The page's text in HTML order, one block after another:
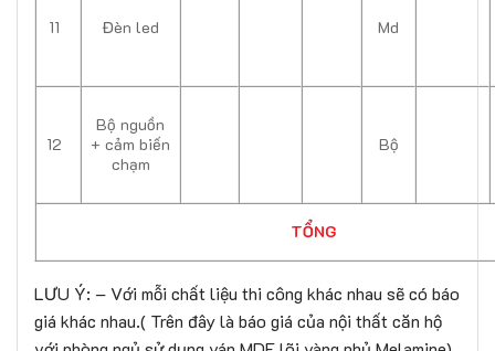
11 Đèn led Md
12
Bộ nguồn
+ cảm biến
chạm
Bộ
TỔNG
LƯU Ý: – Với mỗi chất liệu thi công khác nhau sẽ có báo
giá khác nhau.( Trên đây là báo giá của nội thất căn hộ